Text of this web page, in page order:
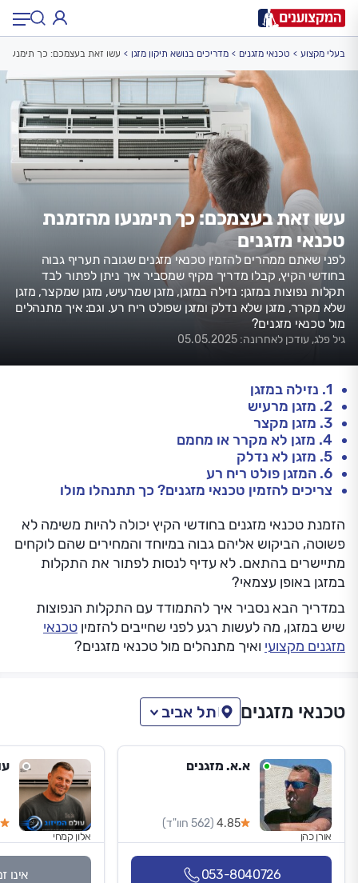
תחום
תחום:
תל אביב, חיפה…
עשו זאת בעצמכם: כך תימנעו מהזמנת
טכנאי מזגנים
לפני שאתם ממהרים להזמין טכנאי מזגנים שגובה תעריף גבוה
בחודשי הקיץ, קבלו מדריך מקיף שמסביר איך ניתן לפתור לבד
תקלות נפוצות במזגן: נזילה במזגן, מזגן שמרעיש, מזגן שמקצר, מזגן
שלא מקרר, מזגן שלא נדלק ומזגן שפולט ריח רע. וגם: איך מתנהלים
מול טכנאי מזגנים?
גיל פלג, עודכן לאחרונה: 05.05.2025
בעלי מקצוע טכנאי מזגנים מדריכים בנושא תיקון מזגן עשו זאת בעצמכם: כך תימנעו
1. נזילה במזגן
2. מזגן מרעיש
3. מזגן מקצר
4. מזגן לא מקרר או מחמם
5. מזגן לא נדלק
6. המזגן פולט ריח רע
צריכים להזמין טכנאי מזגנים? כך תתנהלו מולו
הזמנת טכנאי מזגנים בחודשי הקיץ יכולה להיות משימה לא
פשוטה, הביקוש אליהם גבוה במיוחד והמחירים שהם לוקחים
מתיישרים בהתאם. לא עדיף לנסות לפתור את התקלות
במזגן באופן עצמאי?
במדריך הבא נסביר איך להתמודד עם התקלות הנפוצות
שיש במזגן, מה לעשות רגע לפני שחייבים להזמין טכנאי
מזגנים מקצועי ואיך מתנהלים מול טכנאי מזגנים?
טכנאי מזגנים תל אביב
א.א. מזגנים
4.85 (562 חוו"ד)
אורן כהן
053-8040726
אלון קמחי
אינו